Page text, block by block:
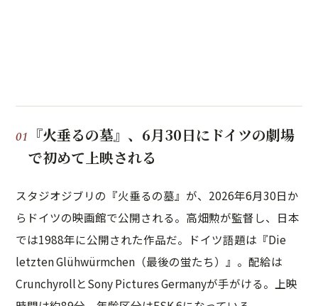
『火垂るの墓』、6月30日にドイツの劇場
で初めて上映される
スタジオジブリの『火垂るの墓』が、2026年6月30日か
らドイツの映画館で公開される。高畑勲が監督し、日本
では1988年に公開された作品だ。ドイツ語題は『Die
letzten Glühwürmchen（最後の蛍たち）』。配給は
CrunchyrollとSony Pictures Germanyが手がける。上映